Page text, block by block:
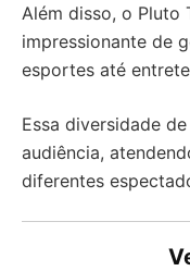
Além disso, o Pluto
impressionante de
esportes até
Essa diversidade
audiência,
diferentes